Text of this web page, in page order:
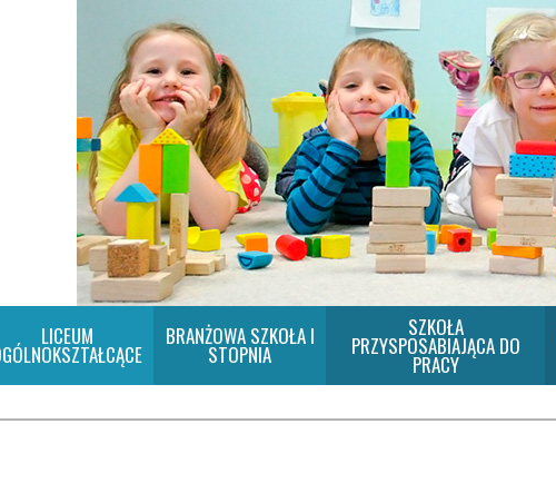
LICEUM BRANŻOWA SZKOŁA I
STOPNIA
SZKOŁA
PRZYSPOSABIAJĄCA DO
PRACY